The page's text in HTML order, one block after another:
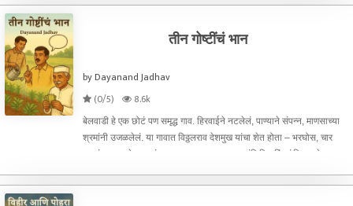
तीन गोष्टींचं भान
by Dayanand Jadhav
(0/5)
8.6k
बेलवाडी हे एक छोटं पण समृद्ध गाव. हिरवाईने नटलेलं, पाण्याने संपन्न, माणसाच्या
श्रमांनी उजळलेलं. या गावात विठ्ठलराव देशमुख यांचा शेत होता – भरघोस, चार
एकरांवर पसरलेला. त्यांचा मुलगा अवधूत, शहरातून इंजिनिअरिंगचं शिक्षण घेऊन